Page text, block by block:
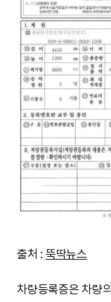
출처 : 뚝딱뉴스
차량등록증은 차량